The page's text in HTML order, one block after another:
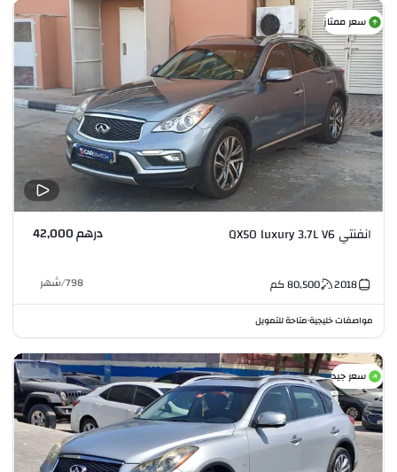
سعر ممتاز
انفنتي QX50 luxury 3.7L V6 درهم 42,000
2018
80,500كم 798
/شهر
مواصفات خليجية•متاحة للتمويل
سعر جيد